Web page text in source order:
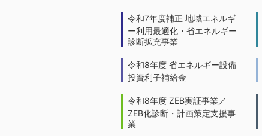
令和7年度補正 地域エネルギ
ー利用最適化・省エネルギー
診断拡充事業
令和8年度 省エネルギー設備
投資利子補給金
令和8年度 ZEB実証事業／
ZEB化診断・計画策定支援事
業